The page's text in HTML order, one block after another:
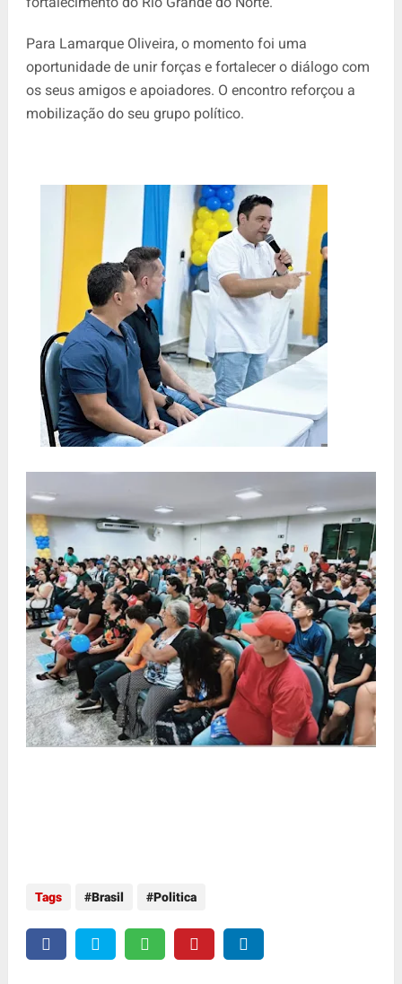
Para Lamarque Oliveira, o momento foi uma
oportunidade de unir forças e fortalecer o diálogo com
os seus amigos e apoiadores. O encontro reforçou a
mobilização do seu grupo político.
Tags Brasil Politica